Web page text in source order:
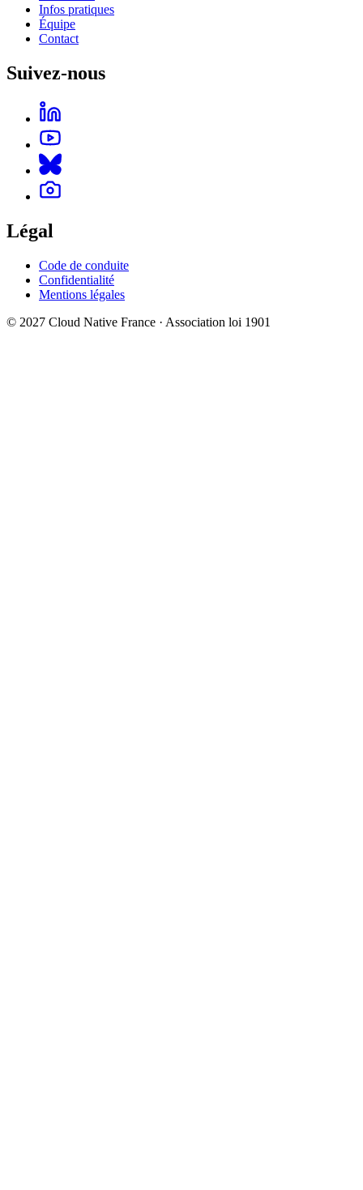
Infos pratiques
Équipe
Contact
Suivez-nous
Légal
Code de conduite
Confidentialité
Mentions légales
© 2027 Cloud Native France · Association loi 1901